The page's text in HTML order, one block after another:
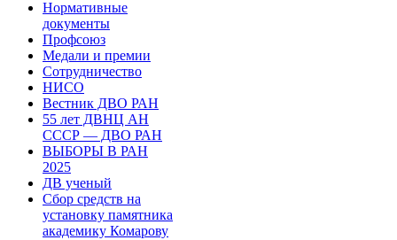
Нормативные
документы
Профсоюз
Медали и премии
Сотрудничество
НИСО
Вестник ДВО РАН
55 лет ДВНЦ АН
СССР — ДВО РАН
ВЫБОРЫ В РАН
2025
ДВ ученый
Сбор средств на
установку памятника
академику Комарову